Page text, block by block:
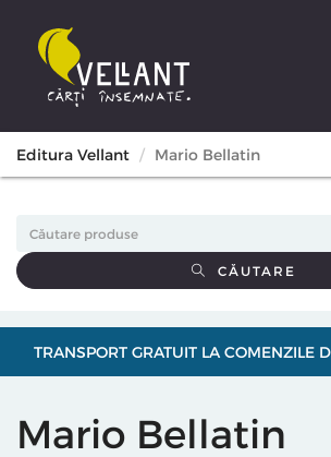
Editura Vellant Mario Bellatin
CĂUTARE
TRANSPORT GRATUIT LA COMENZILE
Mario Bellatin